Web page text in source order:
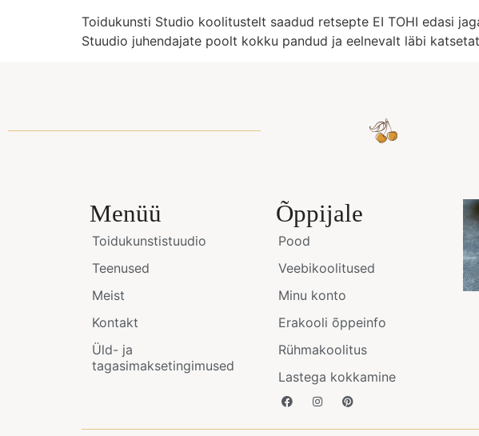
Toidukunsti Studio koolitustelt saadud retsepte EI TOHI edasi
Stuudio juhendajate poolt kokku pandud ja eelnevalt läbi
Menüü
Toidukunstistuudio
Teenused
Meist
Kontakt
Üld- ja
tagasimaksetingimused
Õppijale
Pood
Veebikoolitused
Minu konto
Erakooli õppeinfo
Rühmakoolitus
Lastega kokkamine